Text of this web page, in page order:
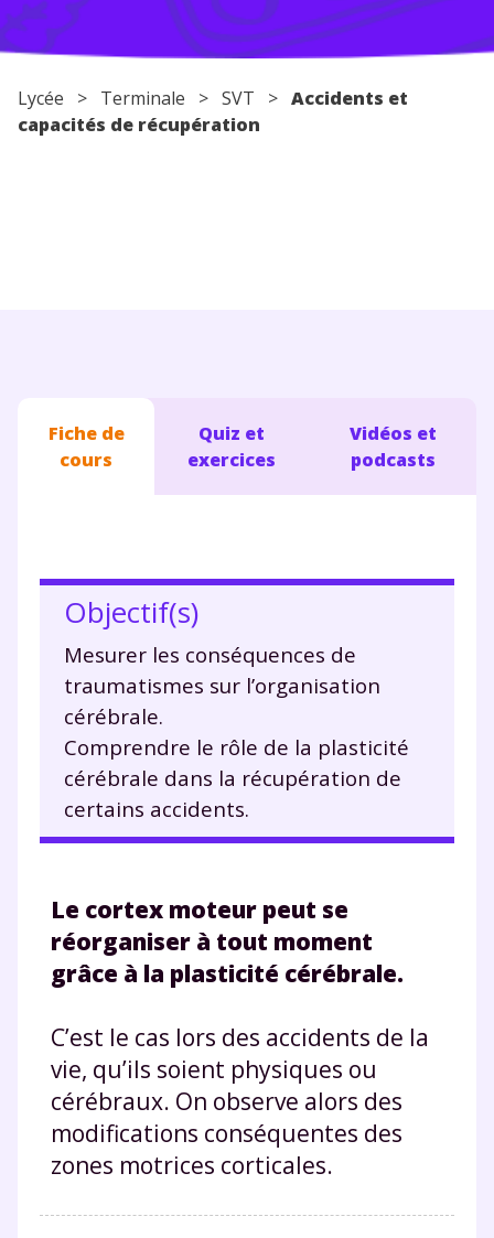
Conseils pour les parents
Lycée > Terminale > SVT > Accidents et
capacités de récupération
Fiche de
cours
Quiz et
exercices
Vidéos et
podcasts
Objectif(s)
Mesurer les conséquences de
traumatismes sur l’organisation
cérébrale.
Comprendre le rôle de la plasticité
cérébrale dans la récupération de
certains accidents.
Le cortex moteur peut se
réorganiser à tout moment
grâce à la plasticité cérébrale.
C’est le cas lors des accidents de la
vie, qu’ils soient physiques ou
cérébraux. On observe alors des
modifications conséquentes des
zones motrices corticales.